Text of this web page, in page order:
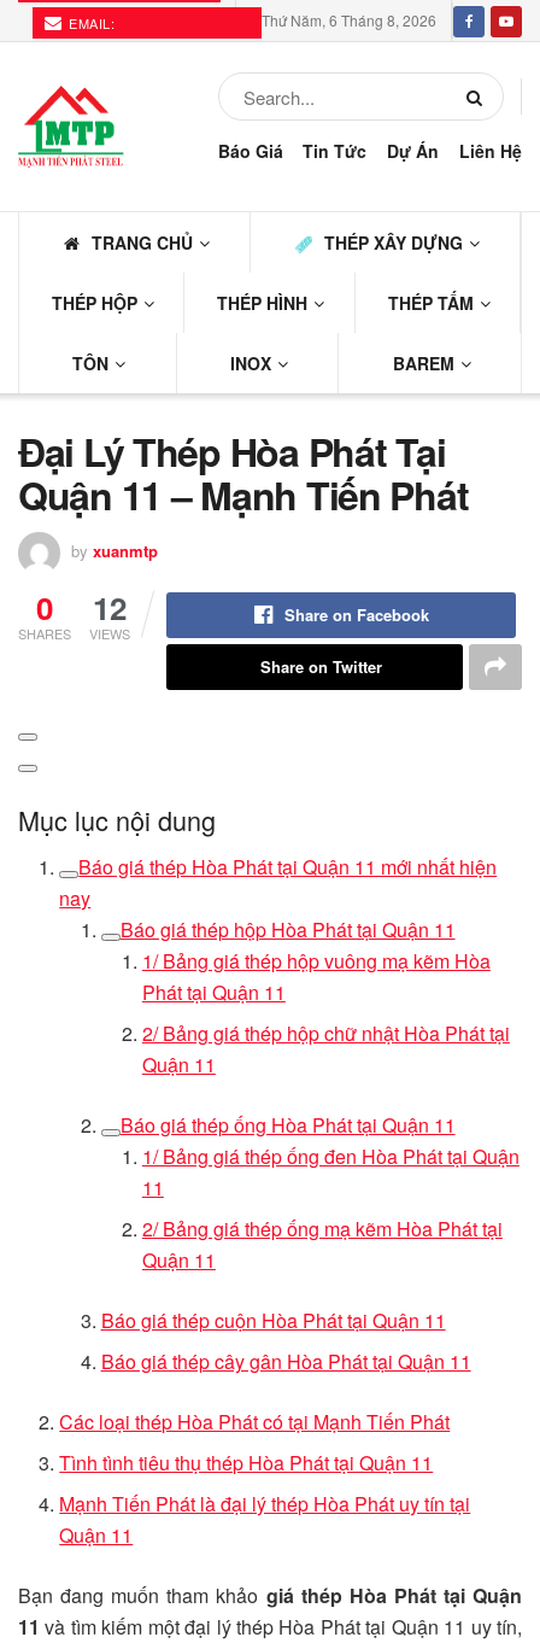
EMAIL:
Thứ Năm, 6 Tháng 8, 2026
Báo Giá Tin Tức Dự Án Liên Hệ
TRANG CHỦ THÉP XÂY DỰNG
THÉP HỘP THÉP HÌNH THÉP TẤM
TÔN INOX BAREM
Đại Lý Thép Hòa Phát Tại
Quận 11 – Mạnh Tiến Phát
by xuanmtp
0
SHARES
12
VIEWS
Share on Facebook
Share on Twitter
Mục lục nội dung
Báo giá thép Hòa Phát tại Quận 11 mới nhất hiện
nay
Báo giá thép hộp Hòa Phát tại Quận 11
1/ Bảng giá thép hộp vuông mạ kẽm Hòa
Phát tại Quận 11
2/ Bảng giá thép hộp chữ nhật Hòa Phát tại
Quận 11
Báo giá thép ống Hòa Phát tại Quận 11
1/ Bảng giá thép ống đen Hòa Phát tại Quận
11
2/ Bảng giá thép ống mạ kẽm Hòa Phát tại
Quận 11
Báo giá thép cuộn Hòa Phát tại Quận 11
Báo giá thép cây gân Hòa Phát tại Quận 11
Các loại thép Hòa Phát có tại Mạnh Tiến Phát
Tình tình tiêu thụ thép Hòa Phát tại Quận 11
Mạnh Tiến Phát là đại lý thép Hòa Phát uy tín tại
Quận 11
Bạn đang muốn tham khảo giá thép Hòa Phát tại Quận
11 và tìm kiếm một đại lý thép Hòa Phát tại Quận 11 uy tín,